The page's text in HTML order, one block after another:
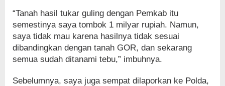
“Tanah hasil tukar guling dengan Pemkab itu
semestinya saya tombok 1 milyar rupiah. Namun,
saya tidak mau karena hasilnya tidak sesuai
dibandingkan dengan tanah GOR, dan sekarang
semua sudah ditanami tebu,” imbuhnya.
Sebelumnya, saya juga sempat dilaporkan ke Polda,